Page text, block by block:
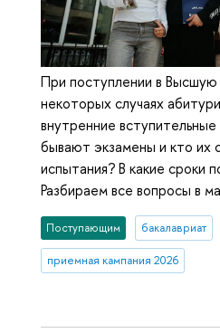
При поступлении в Высшую
некоторых случаях
внутренние
бывают экзамены и кто их
испытания? В какие сроки
Разбираем все вопросы в
Поступающим бакалавриат
приемная кампания 2026